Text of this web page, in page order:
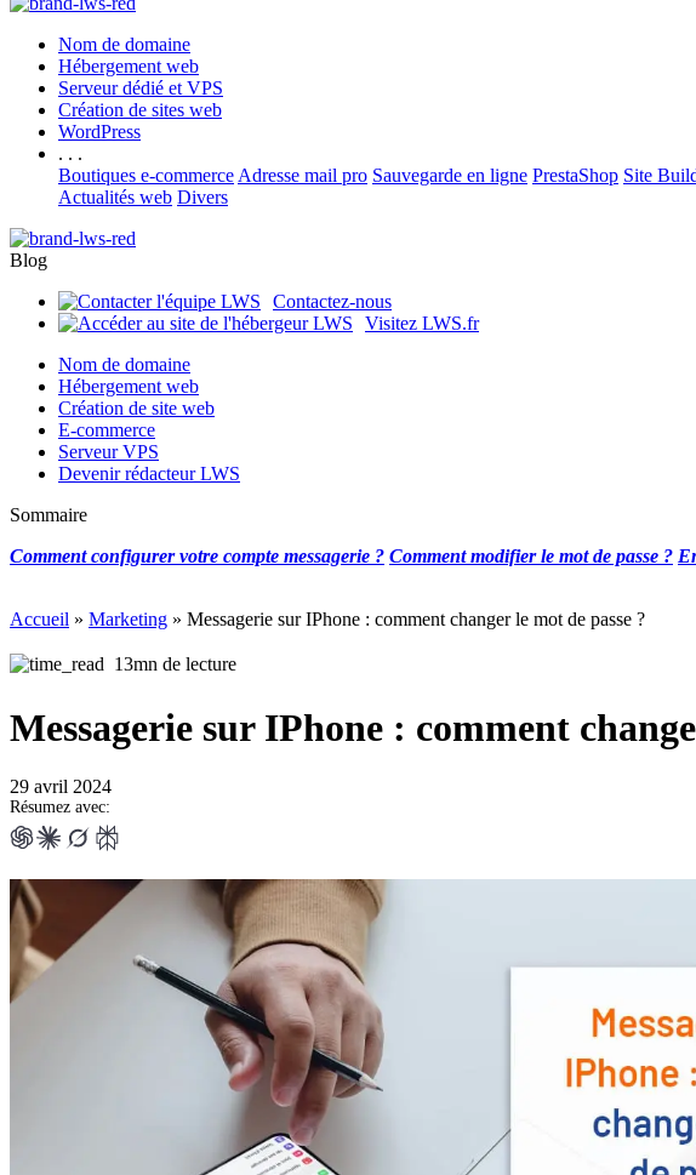
Nom de domaine
Hébergement web
Serveur dédié et VPS
Création de sites web
WordPress
. . .
Boutiques e-commerce Adresse mail pro Sauvegarde en ligne PrestaShop Site
Actualités web Divers
Blog
Contactez-nous
Visitez LWS.fr
Nom de domaine
Hébergement web
Création de site web
E-commerce
Serveur VPS
Devenir rédacteur LWS
Sommaire
Comment configurer votre compte messagerie ? Comment modifier le mot de passe ?
Accueil » Marketing » Messagerie sur IPhone : comment changer le mot de passe ?
13mn de lecture
Messagerie sur IPhone : comment
29 avril 2024
Résumez avec: